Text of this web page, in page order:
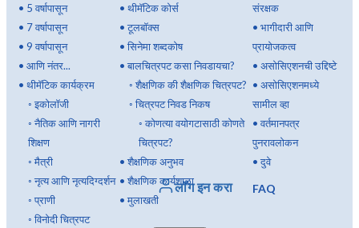
लॉग इन करा
• 5 वर्षापासून
• 7 वर्षापासून
• 9 वर्षापासून
• आणि नंतर...
• थीमॅटिक कार्यक्रम
◦ इकोलॉजी
◦ नैतिक आणि नागरी
शिक्षण
◦ मैत्री
◦ नृत्य आणि नृत्यदिग्दर्शन
◦ प्राणी
◦ विनोदी चित्रपट
• थीमॅटिक कोर्स
• टूलबॉक्स
• सिनेमा शब्दकोष
• बालचित्रपट कसा निवडायचा?
◦ शैक्षणिक की शैक्षणिक चित्रपट?
◦ चित्रपट निवड निकष
◦ कोणत्या वयोगटासाठी कोणते
चित्रपट?
• शैक्षणिक अनुभव
• शैक्षणिक कार्यशाळा
• मुलाखती
संरक्षक
•भागीदारी आणि
प्रायोजकत्व
•असोसिएशनची उद्दिष्टे
•असोसिएशनमध्ये
सामील व्हा
•वर्तमानपत्र
पुनरावलोकन
•दुवे
FAQ